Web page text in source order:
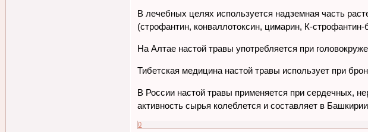
В лечебных целях используется надземная часть
(строфантин, конваллотоксин, цимарин, К-
На Алтае настой травы употребляется при
Тибетская медицина настой травы использует при
В России настой травы применяется при сердечных,
активность сырья колеблется и составляет в
0